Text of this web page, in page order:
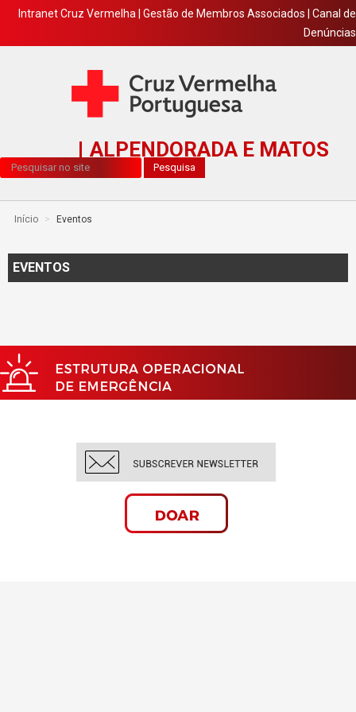
Intranet Cruz Vermelha Gestão de Membros Associados
Canal de
Denúncias
ALPENDORADA E MATOS
Pesquisa... Pesquisa
Início > Eventos
EVENTOS